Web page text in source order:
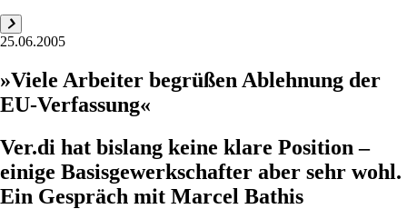
25.06.2005
»Viele Arbeiter begrüßen Ablehnung der
EU-Verfassung«
Ver.di hat bislang keine klare Position –
einige Basisgewerkschafter aber sehr wohl.
Ein Gespräch mit Marcel Bathis